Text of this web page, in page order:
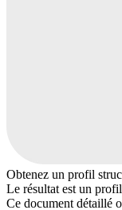
Obtenez un profil
Le résultat est un
Ce document détaillé